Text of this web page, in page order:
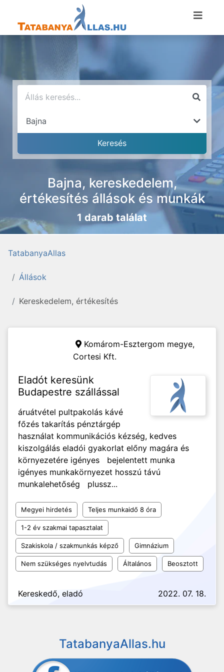
Bajna, kereskedelem,
értékesítés állások és munkák
1 darab találat
TatabanyaAllas
Állások
Kereskedelem, értékesítés
Komárom-Esztergom megye,
Cortesi Kft.
Eladót keresünk
Budapestre szállással
áruátvétel pultpakolás kávé
főzés takarítás pénztárgép
használat kommunikációs kézség, kedves
kiszolgálás eladói gyakorlat előny magára és
környezetére igényes bejelentett munka
igényes munkakörnyezet hosszú távú
munkalehetőség plussz...
Megyei hirdetés Teljes munkaidő 8 óra
1-2 év szakmai tapasztalat
Szakiskola / szakmunkás képző Gimnázium
Nem szükséges nyelvtudás Általános Beosztott
Kereskedő, eladó 2022. 07. 18.
TatabanyaAllas.hu